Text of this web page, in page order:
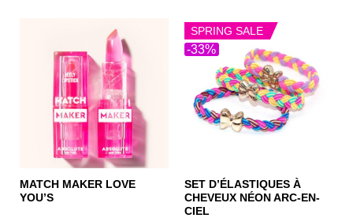
MATCH MAKER LOVE
YOU’S
-33%
SPRING SALE
SET D’ÉLASTIQUES À
CHEVEUX NÉON ARC-EN-
CIEL